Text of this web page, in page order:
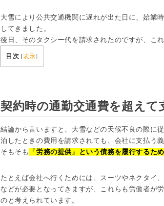
大雪により公共交通機関に遅れが出た日に、始業
してきました。
後日、そのタクシー代を請求されたのですが、こ
目次 [表示]
契約時の通勤交通費を超えて
結論から言いますと、大雪などの天候不良の際に
泊したときの費用を請求されても、会社に支払う
そもそも
『労務の提供 』 という債務を履行するた
たとえば会社へ行くためには、スーツやネクタイ
などが必要となってきますが、これらも労働者が
のと考えられています。